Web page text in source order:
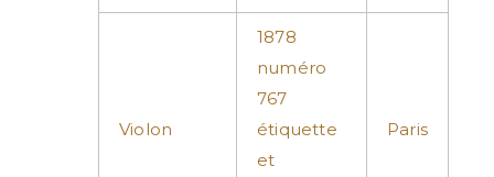
Violon
1878
numéro
767
étiquette
et
Paris